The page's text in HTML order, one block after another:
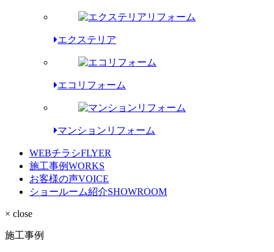
エクステリア
エコリフォーム
マンションリフォーム
WEBチラシFLYER
施工事例WORKS
お客様の声VOICE
ショールーム紹介SHOWROOM
× close
施工事例